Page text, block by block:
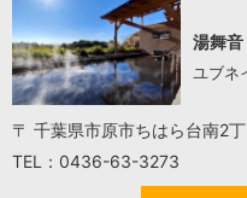
湯舞
ユブネ
〒 千葉県市原市ちはら台南2
TEL：0436-63-3273